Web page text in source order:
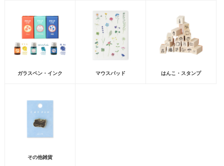
ガラスペン・インク マウスパッド はんこ・スタンプ
その他雑貨